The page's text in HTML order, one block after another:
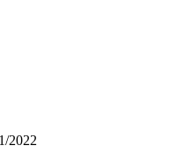
2022